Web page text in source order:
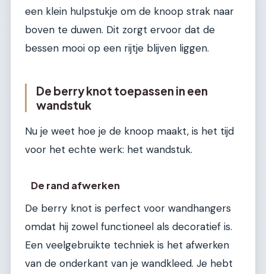
een klein hulpstukje om de knoop strak naar
boven te duwen. Dit zorgt ervoor dat de
bessen mooi op een rijtje blijven liggen.
De berry knot toepassen in een
wandstuk
Nu je weet hoe je de knoop maakt, is het tijd
voor het echte werk: het wandstuk.
De rand afwerken
De berry knot is perfect voor wandhangers
omdat hij zowel functioneel als decoratief is.
Een veelgebruikte techniek is het afwerken
van de onderkant van je wandkleed. Je hebt